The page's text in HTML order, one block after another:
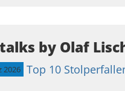
by Olaf
2026 Top 10